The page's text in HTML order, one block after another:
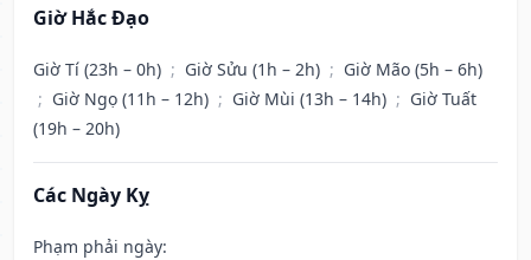
Giờ Hắc Đạo
Giờ Tí (23h – 0h) ; Giờ Sửu (1h – 2h) ; Giờ Mão (5h – 6h)
; Giờ Ngọ (11h – 12h) ; Giờ Mùi (13h – 14h) ; Giờ Tuất
(19h – 20h)
Các Ngày Kỵ
Phạm phải ngày: